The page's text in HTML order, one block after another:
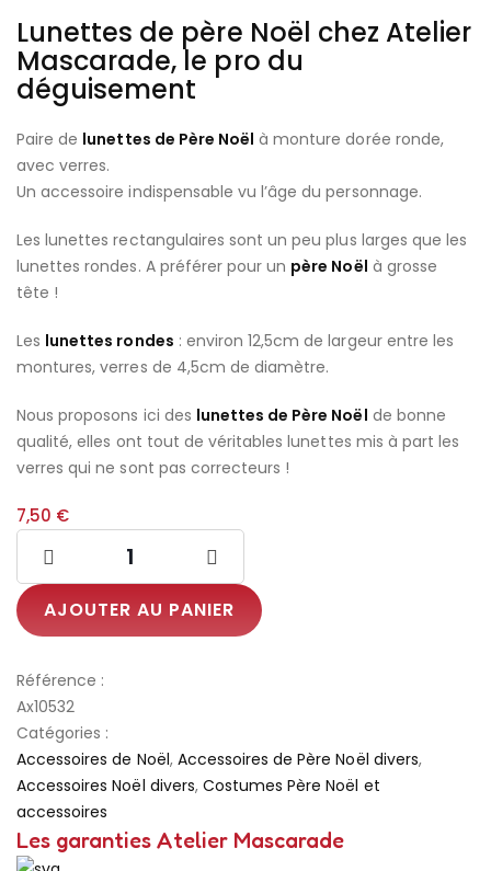
Lunettes de père Noël chez Atelier
Mascarade, le pro du
déguisement
Paire de lunettes de Père Noël à monture dorée ronde,
avec verres.
Un accessoire indispensable vu l’âge du personnage.
Les lunettes rectangulaires sont un peu plus larges que les
lunettes rondes. A préférer pour un père Noël à grosse
tête !
Les lunettes rondes : environ 12,5cm de largeur entre les
montures, verres de 4,5cm de diamètre.
Nous proposons ici des lunettes de Père Noël de bonne
qualité, elles ont tout de véritables lunettes mis à part les
verres qui ne sont pas correcteurs !
7,50 €
AJOUTER AU PANIER
Référence :
Ax10532
Catégories :
Accessoires de Noël, Accessoires de Père Noël divers,
Accessoires Noël divers, Costumes Père Noël et
accessoires
Les garanties Atelier Mascarade